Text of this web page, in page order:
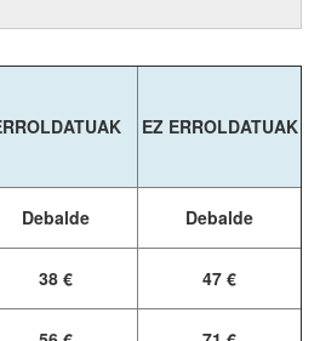
EZ ERROLDATUAK
Debalde
Debalde
38 € 47 €